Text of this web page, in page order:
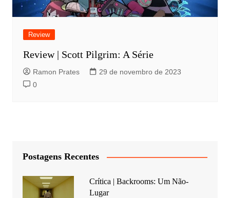
Review
Review | Scott Pilgrim: A Série
Ramon Prates
29 de novembro de 2023
0
Postagens Recentes
Crítica | Backrooms: Um Não-
Lugar